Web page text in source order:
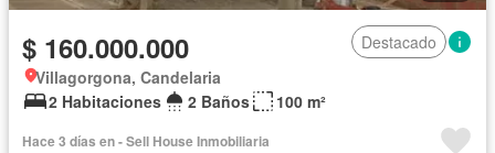
$ 160.000.000
Destacado
Villagorgona, Candelaria
2 Habitaciones
2 Baños 100 m²
Hace 3 días en - Sell House Inmobiliaria